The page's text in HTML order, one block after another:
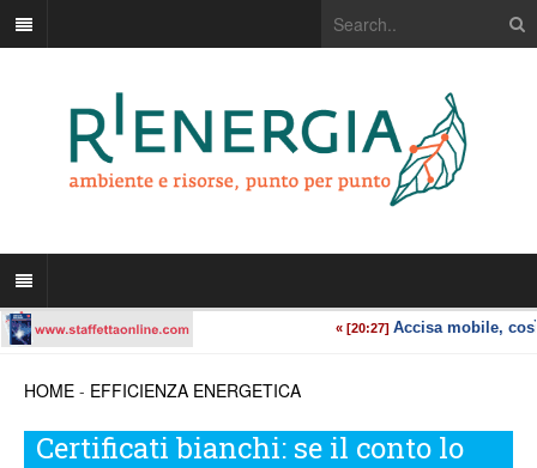
HOME - EFFICIENZA ENERGETICA
Certificati bianchi: se il conto lo